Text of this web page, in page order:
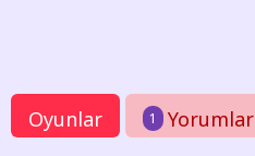
Oyunlar 1 Yorumlar